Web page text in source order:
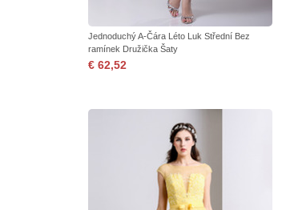
Jednoduchý A-Čára Léto Luk Střední Bez
ramínek Družička Šaty
€ 62,52